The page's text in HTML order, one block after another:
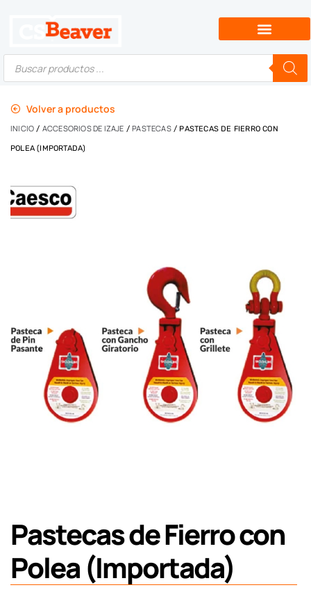
Volver a productos
INICIO / ACCESORIOS DE IZAJE /PASTECAS/ PASTECAS DE FIERRO CON
POLEA (IMPORTADA)
Pastecas de Fierro con
Polea (Importada)